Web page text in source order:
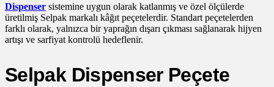
Dispenser sistemine uygun olarak katlanmış ve özel ölçülerde
üretilmiş Selpak markalı kâğıt peçetelerdir. Standart peçetelerden
farklı olarak, yalnızca bir yaprağın dışarı çıkması sağlanarak hijyen
artışı ve sarfiyat kontrolü hedeflenir.
Selpak Dispenser Peçete